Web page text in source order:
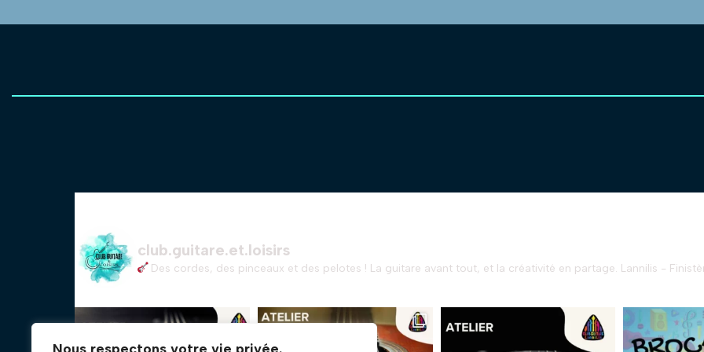
club.guitare.et.loisirs
Des cordes, des pinceaux et des pelotes ! La guitare avant tout, et la créativité en partage. Lannilis -